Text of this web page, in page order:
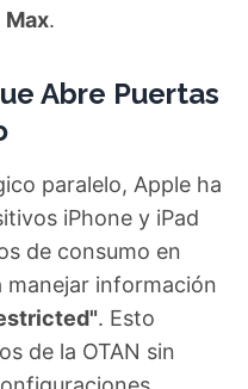
Max.
Abre Puertas
paralelo, Apple ha
iPhone y iPad
de consumo en
información
. Esto
de la OTAN sin